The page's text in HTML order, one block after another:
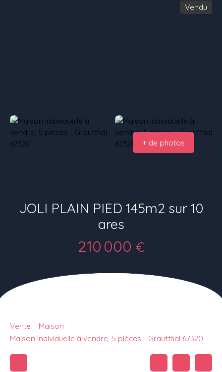
Vendu
+ de photos
JOLI PLAIN PIED 145m2 sur 10
ares
210 000 €
Vente
Maison
Maison individuelle à vendre, 5 pièces - Graufthal 67320